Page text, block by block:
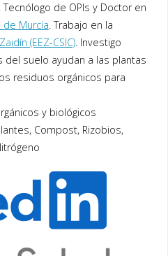
Tecnólogo de OPIs y Doctor en
de Murcia. Trabajo en la
(EEZ-CSIC). Investigo
suelo ayudan a las plantas
residuos orgánicos para
y biológicos
Compost, Rizobios,